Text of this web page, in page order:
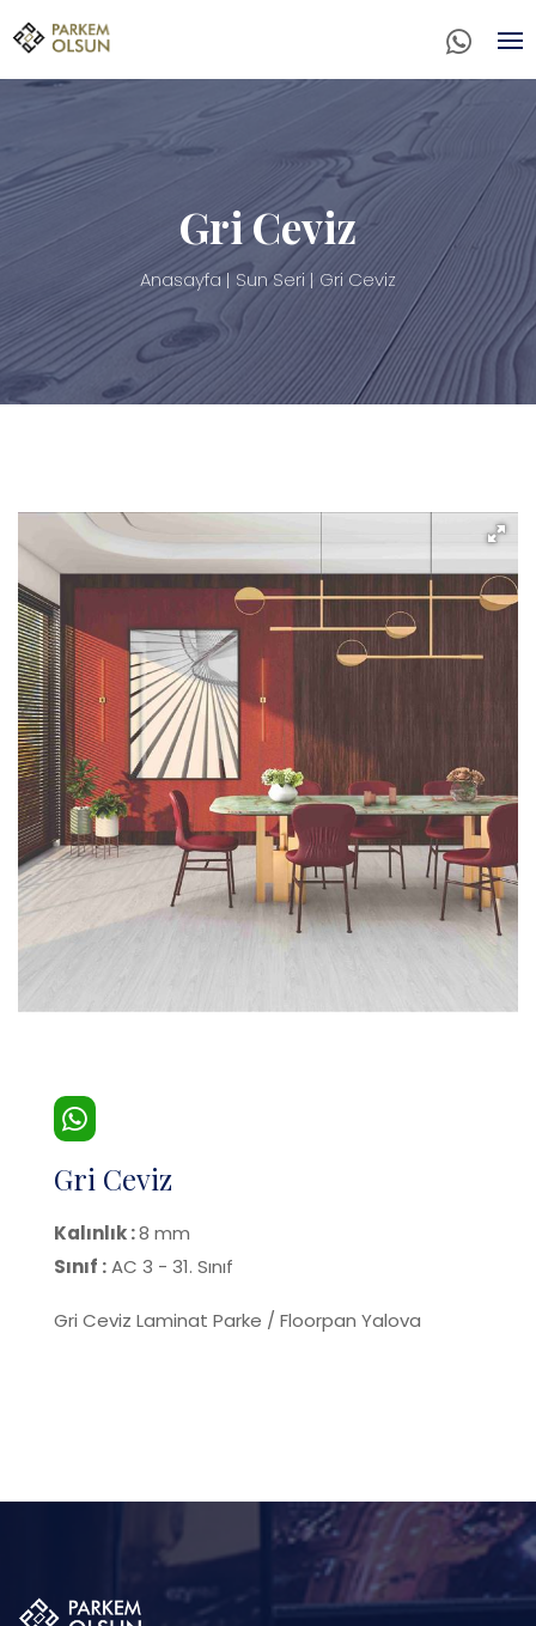
Gri Ceviz
Anasayfa Sun Seri Gri Ceviz
Gri Ceviz
Kalınlık :8 mm
Sınıf :AC 3 - 31. Sınıf
Gri Ceviz Laminat Parke / Floorpan Yalova